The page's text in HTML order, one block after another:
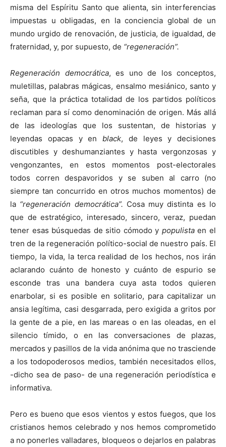
misma del Espíritu Santo que alienta, sin interferencias
impuestas u obligadas, en la conciencia global de un
mundo urgido de renovación, de justicia, de igualdad, de
fraternidad, y, por supuesto, de “regeneración”.
Regeneración democrática, es uno de los conceptos,
muletillas, palabras mágicas, ensalmo mesiánico, santo y
seña, que la práctica totalidad de los partidos políticos
reclaman para sí como denominación de origen. Más allá
de las ideologías que los sustentan, de historias y
leyendas opacas y en black, de leyes y decisiones
discutibles y deshumanziantes y hasta vergonzosas y
vengonzantes, en estos momentos post-electorales
todos corren despavoridos y se suben al carro (no
siempre tan concurrido en otros muchos momentos) de
la “regeneración democrática”. Cosa muy distinta es lo
que de estratégico, interesado, sincero, veraz, puedan
tener esas búsquedas de sitio cómodo y populistaen el
tren de la regeneración político-social de nuestro país. El
tiempo, la vida, la terca realidad de los hechos, nos irán
aclarando cuánto de honesto y cuánto de espurio se
esconde tras una bandera cuya asta todos quieren
enarbolar, si es posible en solitario, para capitalizar un
ansia legítima, casi desgarrada, pero exigida a gritos por
la gente de a pie, en las mareas o en las oleadas, en el
silencio tímido, o en las conversaciones de plazas,
mercados y pasillos de la vida anónima que no trasciende
a los todopoderosos medios, también necesitados ellos,
-dicho sea de paso- de una regeneración periodística e
informativa.
Pero es bueno que esos vientos y estos fuegos, que los
cristianos hemos celebrado y nos hemos comprometido
a no ponerles valladares, bloqueos o dejarlos en palabras